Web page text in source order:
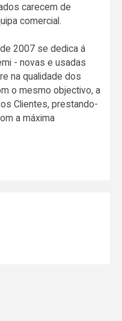
carecem de
comercial.
2007 se dedica á
- novas e usadas
na qualidade dos
o mesmo objectivo, a
Clientes, prestando-
a máxima